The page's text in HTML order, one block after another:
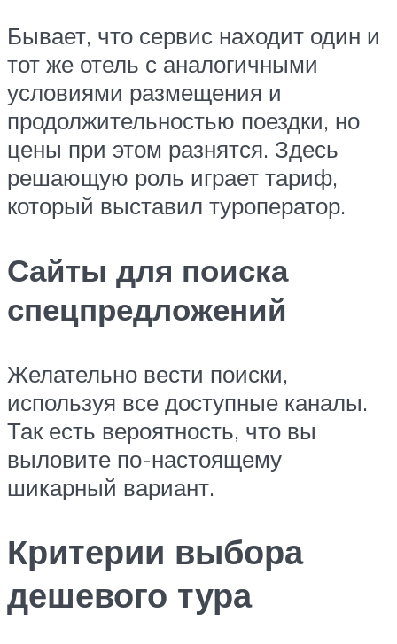
Бывает, что сервис находит один и
тот же отель с аналогичными
условиями размещения и
продолжительностью поездки, но
цены при этом разнятся. Здесь
решающую роль играет тариф,
который выставил туроператор.
Сайты для поиска
спецпредложений
Желательно вести поиски,
используя все доступные каналы.
Так есть вероятность, что вы
выловите по-настоящему
шикарный вариант.
Критерии выбора
дешевого тура